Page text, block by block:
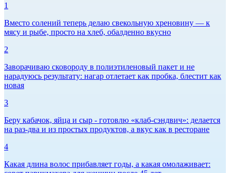
1
Вместо солений теперь делаю свекольную хреновину — к
мясу и рыбе, просто на хлеб, обалденно вкусно
2
Заворачиваю сковороду в полиэтиленовый пакет и не
нарадуюсь результату: нагар отлетает как пробка, блестит как
новая
3
Беру кабачок, яйца и сыр - готовлю «клаб-сэндвич»: делается
на раз-два и из простых продуктов, а вкус как в ресторане
4
Какая длина волос прибавляет годы, а какая омолаживает: